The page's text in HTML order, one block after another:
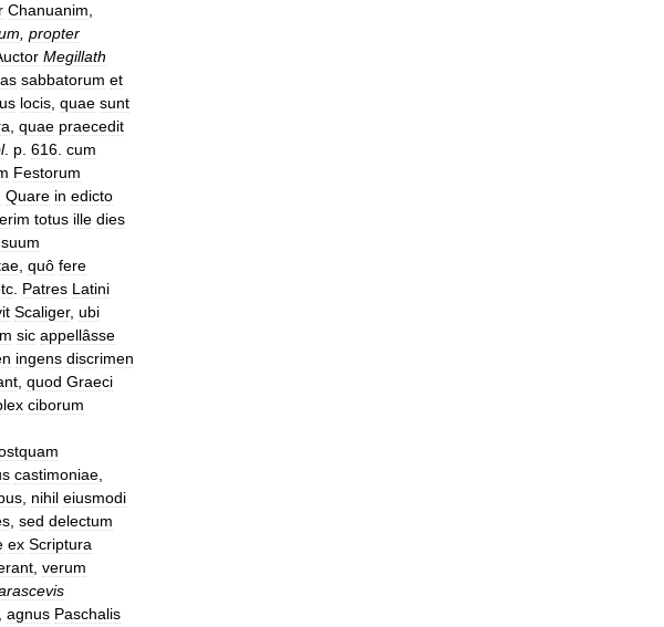
Chanuanim
propter
Megillath
sabbatorum et
locis quae sunt
quae praecedit
. p 616 cum
Festorum
Quare in edicto
totus ille dies
suum
quô fere
Patres Latini
Scaliger, ubi
sic appellâsse
ingens discrimen
quod Graeci
ciborum
castimoniae
nihil eiusmodi
sed delectum
ex Scriptura
verum
agnus Paschalis